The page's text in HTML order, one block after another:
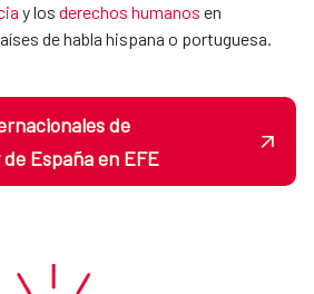
y los derechos humanos en
de habla hispana o portuguesa.
de
España en EFE